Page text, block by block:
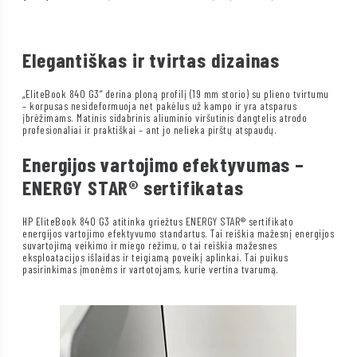
Elegantiškas ir tvirtas dizainas
„EliteBook 840 G3“ derina ploną profilį (19 mm storio) su plieno tvirtumu
– korpusas nesideformuoja net pakėlus už kampo ir yra atsparus
įbrėžimams. Matinis sidabrinis aliuminio viršutinis dangtelis atrodo
profesionaliai ir praktiškai – ant jo nelieka pirštų atspaudų.
Energijos vartojimo efektyvumas –
ENERGY STAR® sertifikatas
HP EliteBook 840 G3 atitinka griežtus ENERGY STAR® sertifikato
energijos vartojimo efektyvumo standartus. Tai reiškia mažesnį energijos
suvartojimą veikimo ir miego režimu, o tai reiškia mažesnes
eksploatacijos išlaidas ir teigiamą poveikį aplinkai. Tai puikus
pasirinkimas įmonėms ir vartotojams, kurie vertina tvarumą.